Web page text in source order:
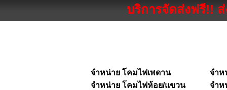
บริการจัดส่งฟรี!!
จำหน่าย โคมไฟเพดาน
จำห
จำหน่าย โคมไฟห้อย/แขวน
จำห